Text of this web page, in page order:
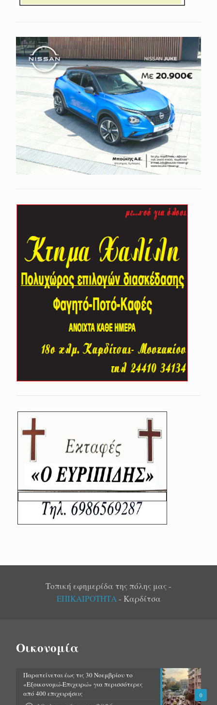
Τοπική εφημερίδα της πόλης μας -
ΕΠΙΚΑΙΡΟΤΗΤΑ- Καρδίτσα
Οικονομία
0
Παρατείνεται έως τις 30 Νοεμβρίου το
«Εξοικονομώ-Επιχειρώ» για περισσότερες
από 400 επιχειρήσεις